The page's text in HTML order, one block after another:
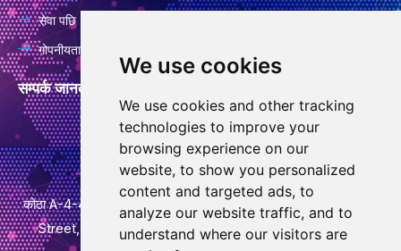
We use cookies
We use cookies and other tracking
technologies to improve your
browsing experience on our
website, to show you personalized
content and targeted ads, to
analyze our website traffic, and to
understand where our visitors are
सेवा पछि
गोपनीयता नीति
सम्पर्क जानकारी
info@goodcansourcing.com
कोठा A-4-420, चौथो तला, भवन 1, नम्बर 778, जिनफान स्ट्रिट, Qiubin
Street, Wucheng जिल्ला, Jinhua City, Zhejiang Province